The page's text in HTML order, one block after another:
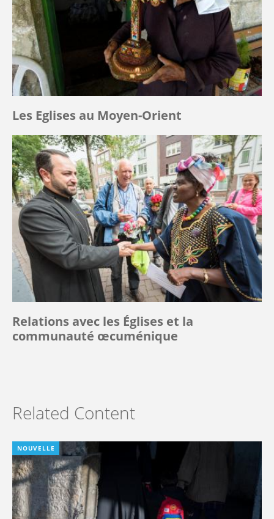
Les Eglises au Moyen-Orient
Relations avec les Églises et la
communauté œcuménique
Related Content
NOUVELLE